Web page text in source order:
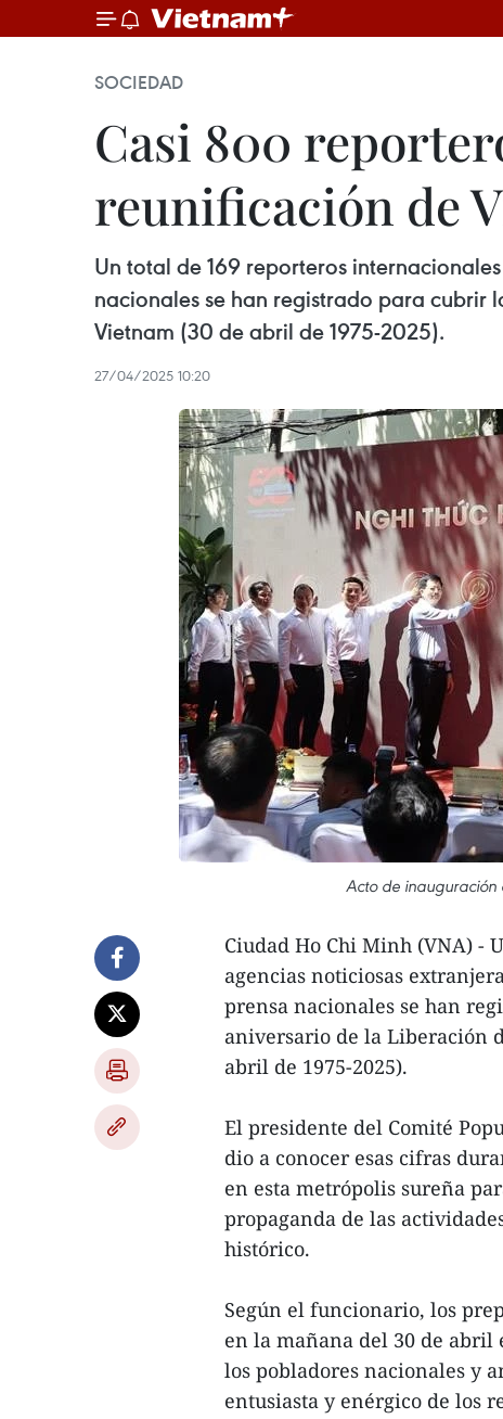
SOCIEDAD
Casi 800
reunificación de
Un total de 169 reporteros
nacionales se han registrado para cubrir
Vietnam (30 de abril de 1975-2025).
27/04/2025 10:20
Acto de inauguración
Ciudad Ho Chi Minh (VNA) -
agencias noticiosas
prensa nacionales se han
aniversario de la Liberación
abril de 1975-2025).
El presidente del Comité
dio a conocer esas cifras
en esta metrópolis sureña
propaganda de las
histórico.
Según el funcionario, los
en la mañana del 30 de
los pobladores nacionales y
entusiasta y enérgico de los